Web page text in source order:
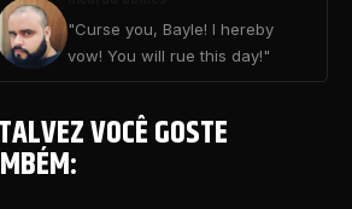
"Curse you, Bayle! I hereby
vow! You will rue this day!"
TALVEZ VOCÊ GOSTE